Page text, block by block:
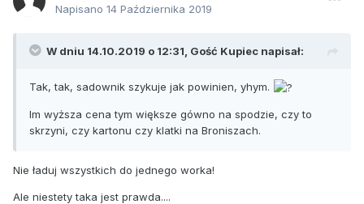
Napisano 14 Października 2019
W dniu 14.10.2019 o 12:31, Gość Kupiec napisał:
Tak, tak, sadownik szykuje jak powinien, yhym.
Im wyższa cena tym większe gówno na spodzie, czy to
skrzyni, czy kartonu czy klatki na Broniszach.
Nie ładuj wszystkich do jednego worka!
Ale niestety taka jest prawda....